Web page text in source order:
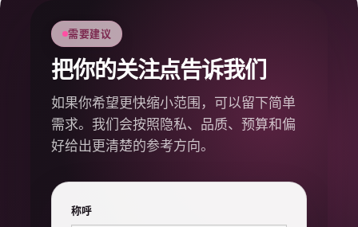
需要建议
把你的关注点告诉我们
如果你希望更快缩小范围，可以留下简单
需求。我们会按照隐私、品质、预算和偏
好给出更清楚的参考方向。
称呼